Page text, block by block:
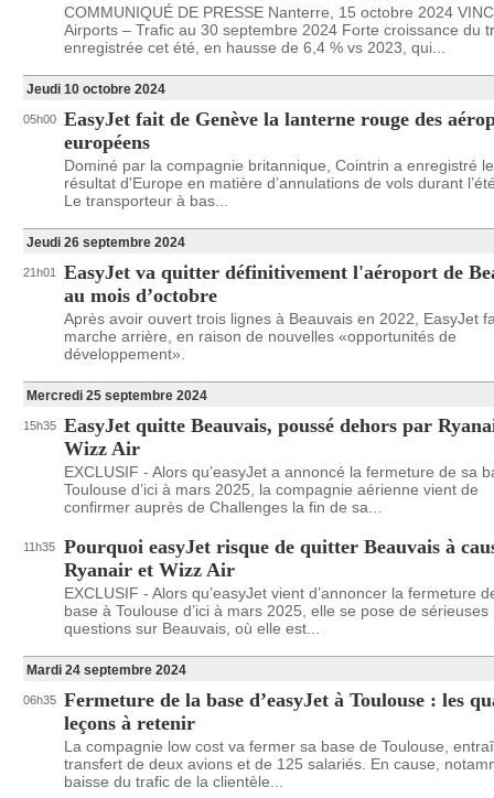
COMMUNIQUÉ DE PRESSE Nanterre, 15 octobre 2024
Airports – Trafic au 30 septembre 2024 Forte croissance du
enregistrée cet été, en hausse de 6,4 % vs 2023, qui...
Jeudi 10 octobre 2024
05h00 EasyJet fait de Genève la lanterne rouge des
européens
Dominé par la compagnie britannique, Cointrin a enregistré
résultat d'Europe en matière d’annulations de vols durant
Le transporteur à bas...
Jeudi 26 septembre 2024
21h01
EasyJet va quitter définitivement l'aéroport de
au mois d’octobre
Après avoir ouvert trois lignes à Beauvais en 2022, EasyJet
marche arrière, en raison de nouvelles «opportunités de
développement».
Mercredi 25 septembre 2024
15h35 EasyJet quitte Beauvais, poussé dehors par
Wizz Air
EXCLUSIF - Alors qu’easyJet a annoncé la fermeture de sa
Toulouse d’ici à mars 2025, la compagnie aérienne vient de
confirmer auprès de Challenges la fin de sa...
11h35
Pourquoi easyJet risque de quitter Beauvais à
Ryanair et Wizz Air
EXCLUSIF - Alors qu’easyJet vient d’annoncer la fermeture
base à Toulouse d’ici à mars 2025, elle se pose de sérieuses
questions sur Beauvais, où elle est...
Mardi 24 septembre 2024
06h35 Fermeture de la base d’easyJet à Toulouse : les
leçons à retenir
La compagnie low cost va fermer sa base de Toulouse,
transfert de deux avions et de 125 salariés. En cause,
baisse du trafic de la clientèle...